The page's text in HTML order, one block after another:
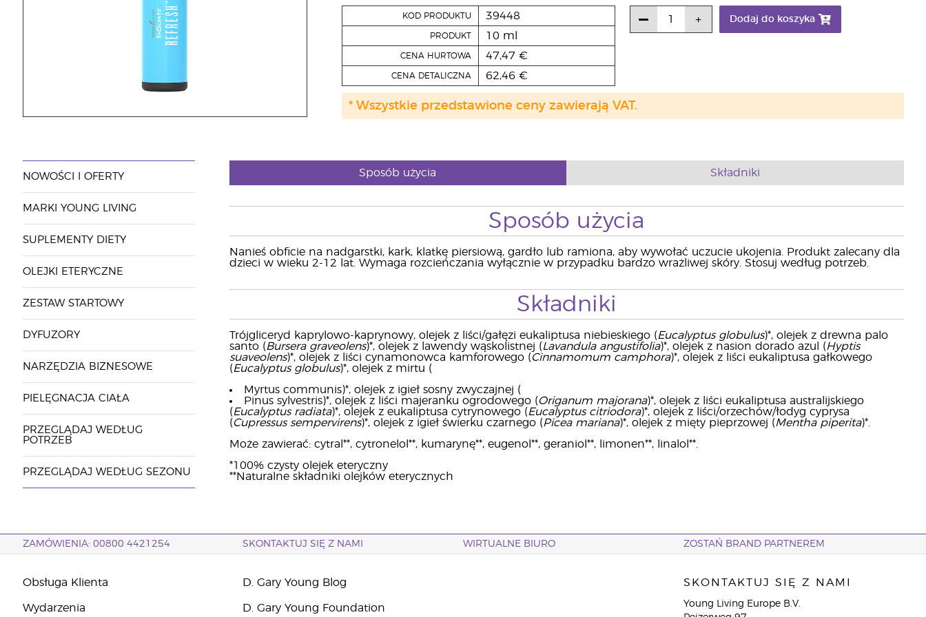
KOD PRODUKTU 39448
PRODUKT 10 ml
CENA HURTOWA 47,47 €
CENA DETALICZNA 62,46 €
Dodaj do koszyka
* Wszystkie przedstawione ceny zawierają VAT.
NOWOŚCI I OFERTY
MARKI YOUNG LIVING
SUPLEMENTY DIETY
OLEJKI ETERYCZNE
ZESTAW STARTOWY
DYFUZORY
NARZĘDZIA BIZNESOWE
PIELĘGNACJA CIAŁA
PRZEGLĄDAJ WEDŁUG
POTRZEB
PRZEGLĄDAJ WEDŁUG SEZONU
Sposób użycia Składniki
Sposób użycia
Nanieś obficie na nadgarstki, kark, klatkę piersiową, gardło lub ramiona, aby wywołać uczucie ukojenia. Produkt zalecany dla
dzieci w wieku 2-12 lat. Wymaga rozcieńczania wyłącznie w przypadku bardzo wrażliwej skóry. Stosuj według potrzeb.
Składniki
Trójgliceryd kaprylowo-kaprynowy, olejek z liści/gałęzi eukaliptusa niebieskiego (Eucalyptus globulus)*, olejek z drewna palo
santo (Bursera graveolens)*, olejek z lawendy wąskolistnej (Lavandula angustifolia)*, olejek z nasion dorado azul (Hyptis
suaveolens)*, olejek z liści cynamonowca kamforowego (Cinnamomum camphora)*, olejek z liści eukaliptusa gałkowego
(Eucalyptus globulus)*, olejek z mirtu (
Myrtus communis)*, olejek z igieł sosny zwyczajnej (
Pinus sylvestris)*, olejek z liści majeranku ogrodowego (Origanum majorana)*, olejek z liści eukaliptusa australijskiego
(Eucalyptus radiata)*, olejek z eukaliptusa cytrynowego (Eucalyptus citriodora)*, olejek z liści/orzechów/łodyg cyprysa
(Cupressus sempervirens)*, olejek z igieł świerku czarnego (Picea mariana)*, olejek z mięty pieprzowej (Mentha piperita)*.
Może zawierać: cytral**, cytronelol**, kumarynę**, eugenol**, geraniol**, limonen**, linalol**.
*100% czysty olejek eteryczny
**Naturalne składniki olejków eterycznych
ZAMÓWIENIA: 00800 4421254 SKONTAKTUJ SIĘ Z NAMI WIRTUALNE BIURO ZOSTAŃ BRAND PARTNEREM
Obsługa Klienta
Wydarzenia
D. Gary Young Blog
D. Gary Young Foundation
SKONTAKTUJ SIĘ Z NAMI
Young Living Europe B.V.